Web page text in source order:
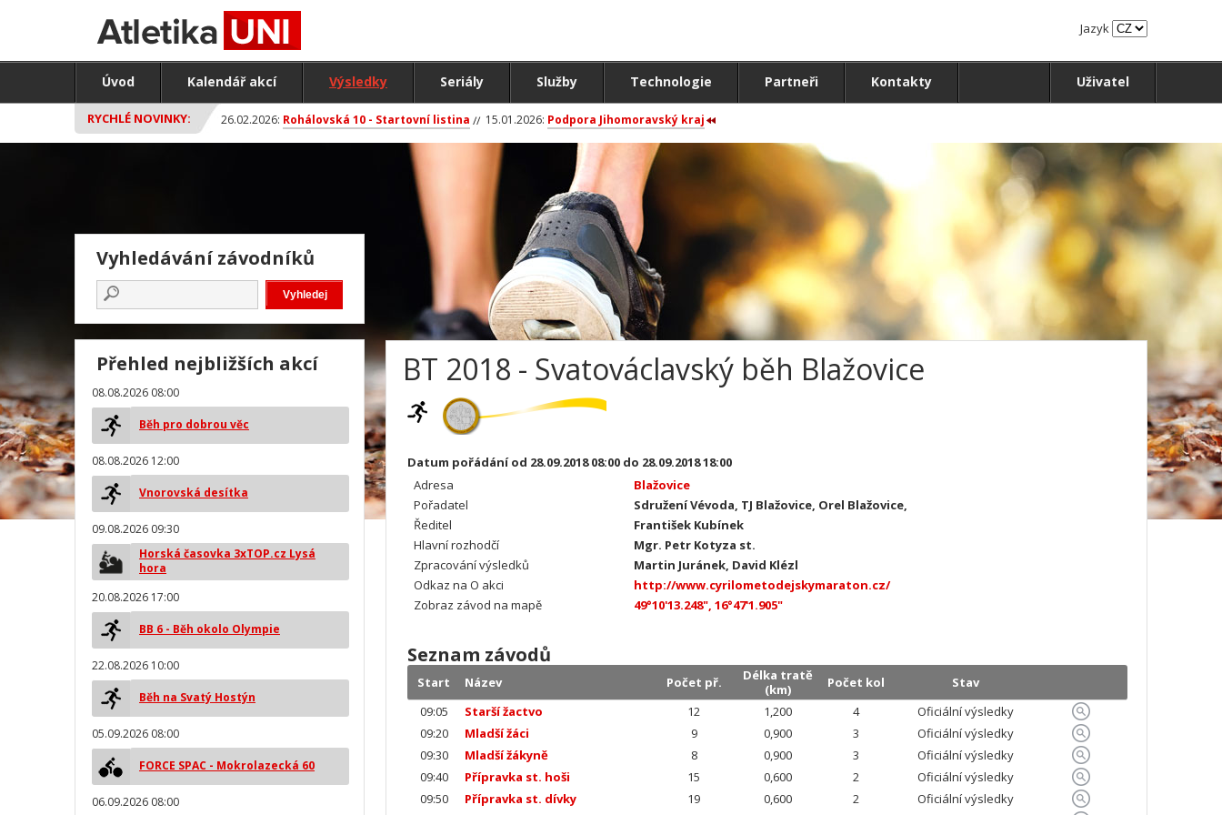
Jazyk
Úvod Kalendář akcí Výsledky Seriály Služby Technologie Partneři Kontakty Uživatel
RYCHLÉ NOVINKY: 26.02.2026: Rohálovská 10 - Startovní listina 15.01.2026: Podpora Jihomoravský kraj
BT 2018 - Svatováclavský běh Blažovice
Datum pořádání od 28.09.2018 08:00 do 28.09.2018 18:00
Adresa
Blažovice
Pořadatel
Sdružení Vévoda, TJ Blažovice, Orel Blažovice,
Ředitel
František Kubínek
Hlavní rozhodčí
Mgr. Petr Kotyza st.
Zpracování výsledků
Martin Juránek, David Klézl
Odkaz na O akci
http://www.cyrilometodejskymaraton.cz/
Zobraz závod na mapě
49°10'13.248", 16°47'1.905"
Seznam závodů
Start Název Počet př.
Délka tratě
(km)
Počet kol
Stav
09:05
Starší žactvo 12 1,200 4
Oficiální výsledky
09:20
Mladší žáci 9 0,900 3
Oficiální výsledky
09:30
Mladší žákyně 8 0,900 3
Oficiální výsledky
09:40
Přípravka st. hoši 15 0,600 2
Oficiální výsledky
09:50
Přípravka st. dívky 19 0,600 2
Oficiální výsledky
Vyhledávání závodníků
Přehled nejbližších akcí
08.08.2026 08:00
Běh pro dobrou věc
08.08.2026 12:00
Vnorovská desítka
09.08.2026 09:30
Horská časovka 3xTOP.cz Lysá
hora
20.08.2026 17:00
BB 6 - Běh okolo Olympie
22.08.2026 10:00
Běh na Svatý Hostýn
05.09.2026 08:00
FORCE SPAC - Mokrolazecká 60
06.09.2026 08:00